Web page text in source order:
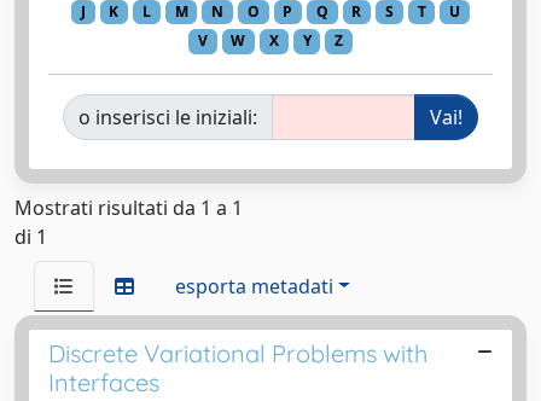
J
K L M N O P Q R S T
U
V
W X Y Z
o inserisci le iniziali:
Mostrati risultati da 1 a 1
di 1
esporta metadati
Discrete Variational Problems with
Interfaces